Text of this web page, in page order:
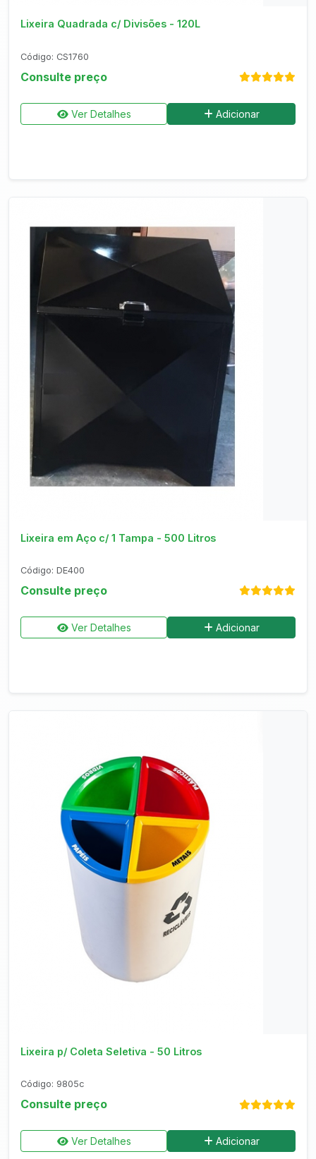
Lixeira Quadrada c/ Divisões - 120L
Código: CS1760
Consulte preço
Ver Detalhes Adicionar
Consultar no WhatsApp
Lixeira em Aço c/ 1 Tampa - 500 Litros
Código: DE400
Consulte preço
Ver Detalhes Adicionar
Lixeira p/ Coleta Seletiva - 50 Litros
Código: 9805c
Consulte preço
Ver Detalhes Adicionar